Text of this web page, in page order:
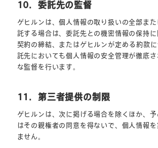
10．委託先の監督
ゲヒルンは、個人情報の取り扱いの全部ま
託する場合は、委託先との機密情報の保持
契約の締結、またはゲヒルンが定める約款
託先においても個人情報の安全管理が徹底
な監督を行います。
11．第三者提供の制限
ゲヒルンは、次に掲げる場合を除くほか、予
はその親権者の同意を得ないで、個人情報
ません。